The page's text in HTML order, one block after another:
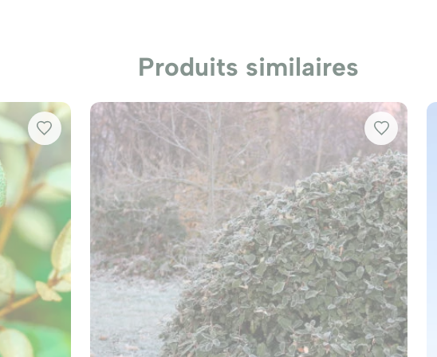
Produits similaires